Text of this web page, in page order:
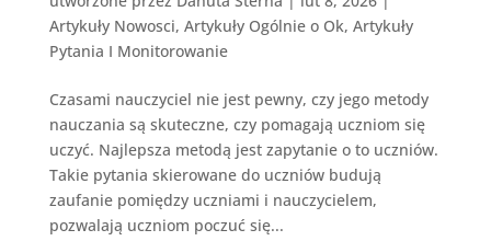
Artykuły Nowosci, Artykuły Ogólnie o Ok, Artykuły
Pytania I Monitorowanie
Czasami nauczyciel nie jest pewny, czy jego metody
nauczania są skuteczne, czy pomagają uczniom się
uczyć. Najlepsza metodą jest zapytanie o to uczniów.
Takie pytania skierowane do uczniów budują
zaufanie pomiędzy uczniami i nauczycielem,
pozwalają uczniom poczuć się...